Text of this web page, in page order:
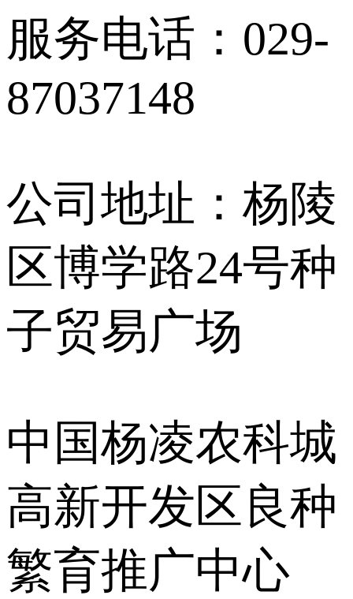
服务电话：029-
87037148
公司地址：杨陵
区博学路24号种
子贸易广场
中国杨凌农科城
高新开发区良种
繁育推广中心